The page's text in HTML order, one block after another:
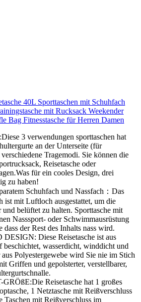
40L Sporttaschen mit Schuhfach
mit Rucksack Weekender
Bag Fitnesstasche für Herren Damen
3 verwendungen sporttaschen hat
an der Unterseite (für
Tragemodi. Sie können die
Reisetasche oder
für ein cooles Design, drei
zu haben!
Schuhfach und Nassfach：Das
ist mit Luftloch ausgestattet, um die
und belüftet zu halten. Sporttasche mit
Nasssport- oder Schwimmausrüstung
dass der Rest des Inhalts nass wird.
Diese Reisetasche ist aus
beschichtet, wasserdicht, winddicht und
Polyestergewebe wird Sie nie im Stich
Griffen und gepolsterter, verstellbarer,
Reisetasche hat 1 großes
1 Netztasche mit Reißverschluss
Taschen mit Reißverschluss im